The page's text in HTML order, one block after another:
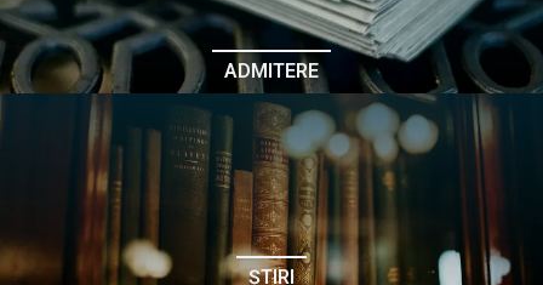
Erasmus & Internațional
Despre Facultate
ADMITERE
ȘTIRI